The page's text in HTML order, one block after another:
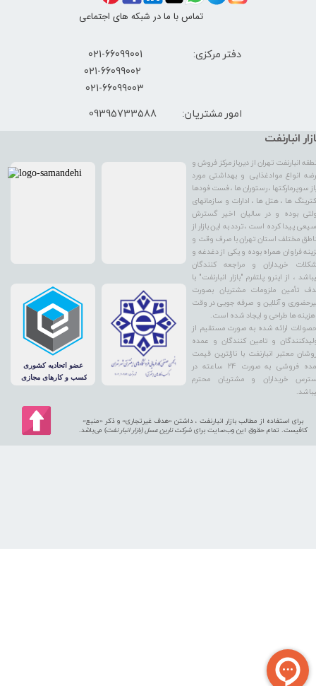
انبارنفت
انبارنفت تهران از دیرباز مرکز فروش و
انواع موادغذایی و بهداشتی مورد
سوپرمارکتها ، رستوران ها ، فست فودها
ها ، هتل ها ، ادارات و سازمانهای
بوده و در سالیان اخیر گسترش
پیدا کرده است ، تردد به این بازار از
مختلف استان تهران با صرف وقت و
فراوان همراه بوده و یکی از دغدغه و
خریداران و مراجعه کنندگان
، از اینرو پلتفرم "بازار انبارنفت" با
تأمین ملزومات مشتریان بصورت
و آنلاین و صرفه جویی در وقت
ها طراحی و ایجاد شده است.
ارائه شده به صورت مستقیم از
و تامین کنندگان و عمده
معتبر انبارنفت با نازلترین قیمت
عمده فروشی به صورت 24 ساعته در
خریداران و مشتریان محترم
برای استفاده از مطالب بازار انبارنفت ، داشتن «هدف غیرتجاری» و ذکر «منبع»
کافیست. تمام حقوق اين وب‌سايت برای شرکت نارین عسل (بازار انبار نفت) می‌باشد.
دفتر مرکزی: 66099001-021
امور مشتریان:
​021-66099002
تماس با ما در شبکه های اجتماعی